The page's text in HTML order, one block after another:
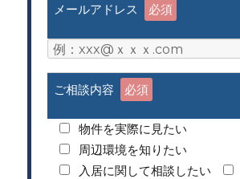
メールアドレス 必須
ご相談内容 必須
物件を実際に見たい
周辺環境を知りたい
入居に関して相談したい